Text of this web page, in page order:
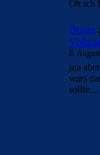
8.
Erst
Sind